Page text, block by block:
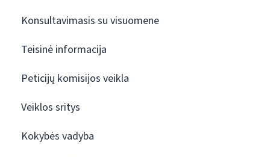
Konsultavimasis su visuomene
Teisinė informacija
Peticijų komisijos veikla
Veiklos sritys
Kokybės vadyba